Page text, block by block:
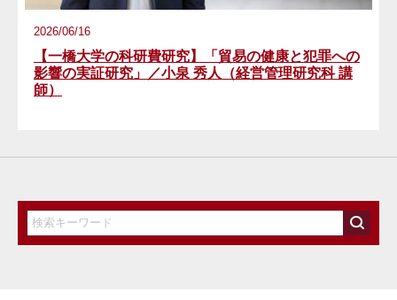
2026/06/16
【一橋大学の科研費研究】「貿易の健康と犯罪への
影響の実証研究」／小泉 秀人（経営管理研究科 講
師）